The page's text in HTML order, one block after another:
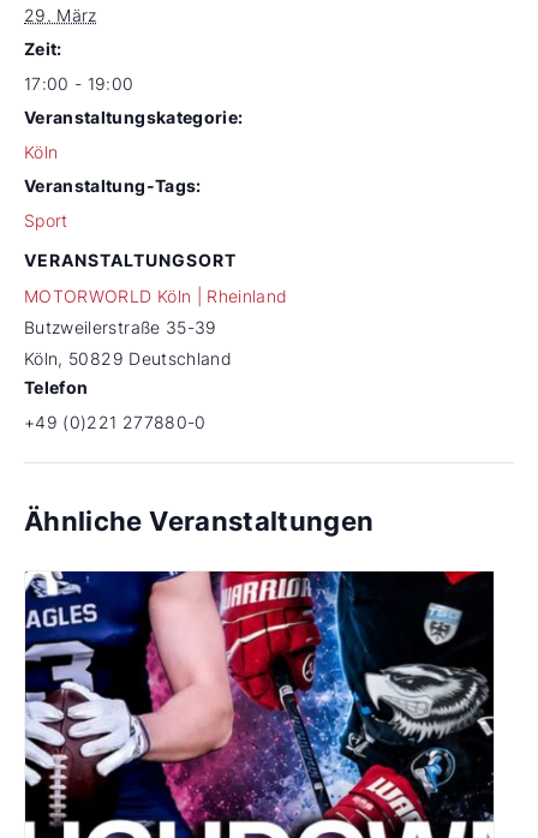
29. März
Zeit:
17:00 - 19:00
Veranstaltungskategorie:
Köln
Veranstaltung-Tags:
Sport
VERANSTALTUNGSORT
MOTORWORLD Köln | Rheinland
Butzweilerstraße 35-39
Köln, 50829 Deutschland
Telefon
+49 (0)221 277880-0
Ähnliche Veranstaltungen